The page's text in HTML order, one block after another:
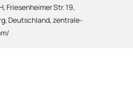
Friesenheimer Str. 19,
Deutschland, zentrale-